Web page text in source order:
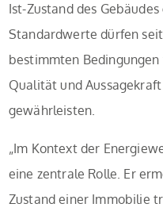
Ist-Zustand des
Standardwerte dürfen
bestimmten
Qualität und
gewährleisten.
„Im Kontext der
eine zentrale Rolle. Er
Zustand einer Immobilie